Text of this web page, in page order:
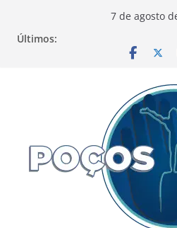
7 de agosto
Últimos: